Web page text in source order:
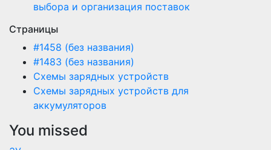
выбора и организация поставок
Страницы
#1458 (без названия)
#1483 (без названия)
Схемы зарядных устройств
Схемы зарядных устройств для
аккумуляторов
You missed